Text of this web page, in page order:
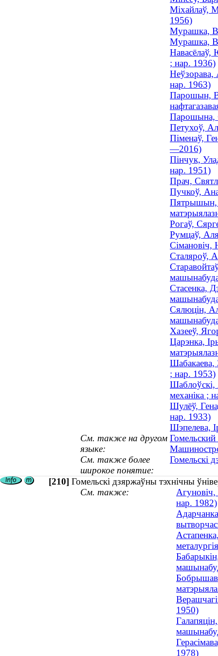
Міхайлаў,
1956)
Мурашка,
Мурашка,
Навасёлаў,
; нар. 1936)
Неўзорава,
нар. 1963)
Парошын,
Парошына,
Петухоў,
Піменаў,
—2016)
Пінчук,
нар. 1951)
Прач,
Пучкоў,
Пятрышын,
Рогаў,
Румцаў,
Сімановіч,
Сталяроў,
Стасенка,
Сялюцін,
Хазееў,
Царэнка,
Шабакаева,
; нар. 1953)
Шаблоўскі,
механіка ;
Шулёў,
нар. 1933)
Шэпелева,
См. также на другом
языке:
См. также более
широкое понятие:
Гомельскі
[210] Гомельскі дзяржаўны тэхнічны
См. также:
Агуновіч,
нар. 1982)
1950)
1978)